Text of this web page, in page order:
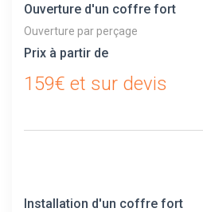
Ouverture d'un coffre fort
Ouverture par perçage
Prix à partir de
159€ et sur devis
Installation d'un coffre fort